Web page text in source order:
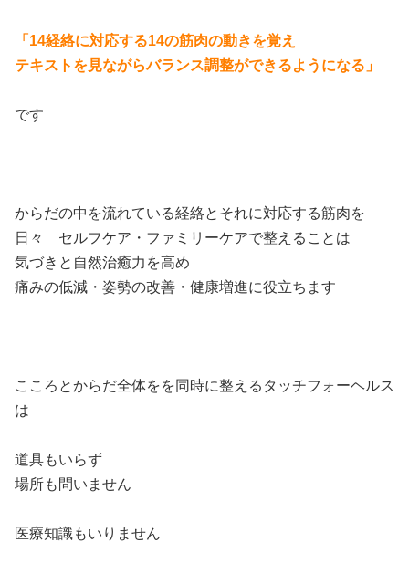
「14経絡に対応する14の筋肉の動きを覚え
テキストを見ながらバランス調整ができるようになる」
です
からだの中を流れている経絡とそれに対応する筋肉を
日々 セルフケア・ファミリーケアで整えることは
気づきと自然治癒力を高め
痛みの低減・姿勢の改善・健康増進に役立ちます
こころとからだ全体をを同時に整えるタッチフォーヘルス
は
道具もいらず
場所も問いません
医療知識もいりません